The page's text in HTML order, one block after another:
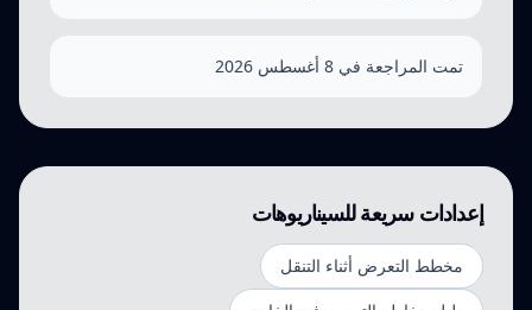
تمت المراجعة في 8 أغسطس 2026
إعدادات سريعة للسيناريوهات
مخطط التعرض أثناء التنقل